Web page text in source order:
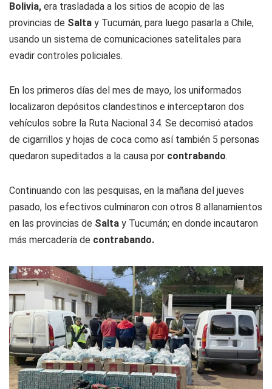
Bolivia, era trasladada a los sitios de acopio de las
provincias de Salta y Tucumán, para luego pasarla a Chile,
usando un sistema de comunicaciones satelitales para
evadir controles policiales.
En los primeros días del mes de mayo, los uniformados
localizaron depósitos clandestinos e interceptaron dos
vehículos sobre la Ruta Nacional 34. Se decomisó atados
de cigarrillos y hojas de coca como así también 5 personas
quedaron supeditados a la causa por contrabando.
Continuando con las pesquisas, en la mañana del jueves
pasado, los efectivos culminaron con otros 8 allanamientos
en las provincias de Salta y Tucumán; en donde incautaron
más mercadería de contrabando.